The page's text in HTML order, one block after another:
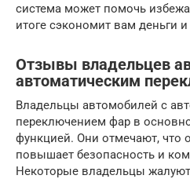
система может помочь
итоге сэкономит вам деньги
Отзывы владельцев
автоматическим
Владельцы автомобилей с
переключением фар в
функцией. Они отмечают, что
повышает безопасность и
Некоторые владельцы